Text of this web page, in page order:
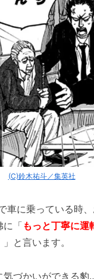
(C)鈴木祐斗／集英社
車に乗っている時
に「 もっと丁寧に運
」と言います。
気づかいができる豹